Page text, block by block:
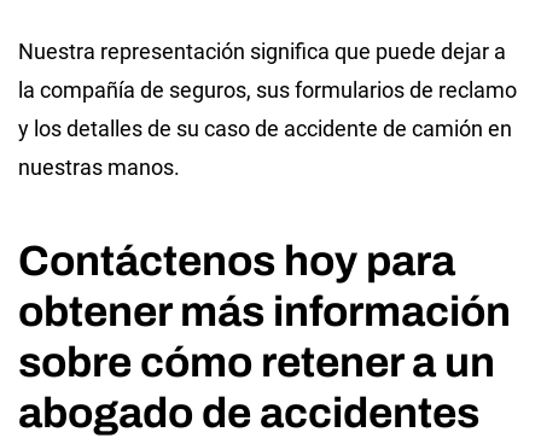
Nuestra representación significa que puede dejar a
la compañía de seguros, sus formularios de reclamo
y los detalles de su caso de accidente de camión en
nuestras manos.
Contáctenos hoy para
obtener más información
sobre cómo retener a un
abogado de accidentes